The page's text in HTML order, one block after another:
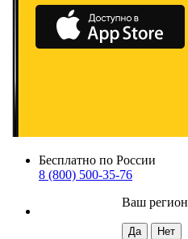
Бесплатно по России
8 (800) 500-35-76
Ваш регион